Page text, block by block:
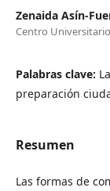
Zenaida Asín-
Centro
Palabras clave:
preparación
Resumen
Las formas de